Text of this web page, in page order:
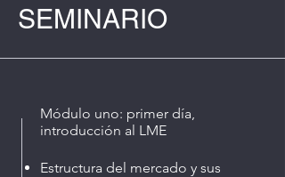
SEMINARIO
Módulo uno: primer día,
introducción al LME
Estructura del mercado y sus